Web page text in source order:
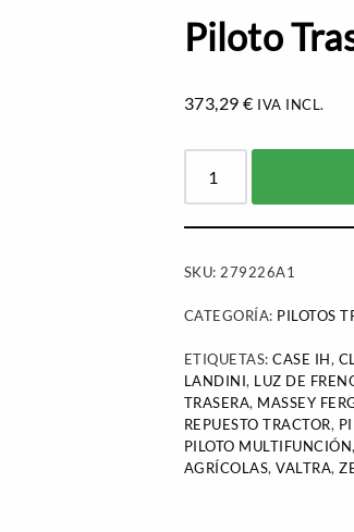
Piloto
373,29€ IVA INCL.
SKU: 279226A1
CATEGORÍA: PILOTOS
ETIQUETAS:CASE IH,
LANDINI, LUZ DE
TRASERA, MASSEY
REPUESTO TRACTOR,
PILOTO MULTIFUNCIÓN,
AGRÍCOLAS,VALTRA,